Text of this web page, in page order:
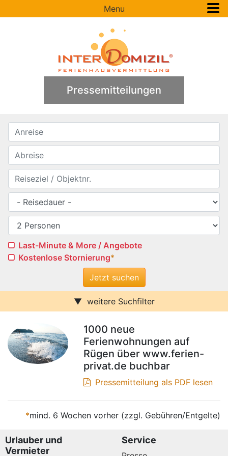
Menu
Pressemitteilungen
Last-Minute & More / Angebote
Kostenlose Stornierung*
weitere Suchfilter
Sauna
Kamin
Klimaanlage
Ferienwohnungen
Pool
Stufenfrei
Wasserblick
Ferienhäuser
Behindertenfreundlich
1000 neue
Ferienwohnungen auf
Rügen über www.ferien-
privat.de buchbar
Pressemitteilung als PDF lesen
*mind. 6 Wochen vorher (zzgl. Gebühren/Entgelte)
Urlauber und
Vermieter
Service